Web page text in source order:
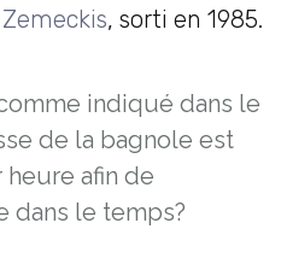
, sorti en 1985.
indiqué dans le
de la bagnole est
heure afin de
dans le temps?